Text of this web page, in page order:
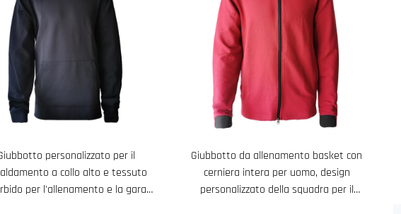
personalizzato per il
a collo alto e tessuto
per l'allenamento e la gara
Giubbotto da allenamento basket con
cerniera intera per uomo, design
personalizzato della squadra per il